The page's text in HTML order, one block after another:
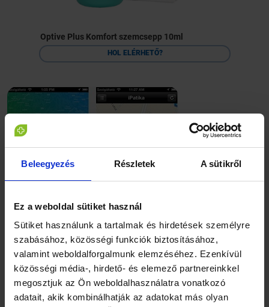
Beleegyezés Részletek A sütikről
Ez a weboldal sütiket használ
Sütiket használunk a tartalmak és hirdetések személyre
szabásához, közösségi funkciók biztosításához,
valamint weboldalforgalmunk elemzéséhez. Ezenkívül
közösségi média-, hirdető- és elemező partnereinkkel
megosztjuk az Ön weboldalhasználatra vonatkozó
adatait, akik kombinálhatják az adatokat más olyan
Optive Plus Komfort szemcsepp 10ml
HOL ELÉRHETŐ?
A szolgáltatás digitális térképen jeleníti meg valamennyi
közforgalmú, fiók és intézeti gyógyszertárat, így a
felhasználóhoz legközelebb eső patikát is. Emellett
tájékoztatást ad a kiválasztott gyógyszertár nyitvatartási
rendjéről és elérhetőségéről, így a felhasználó azonnal
kapcsolatba léphet az alkalmazáson keresztül a választott
gyógyszertárral.